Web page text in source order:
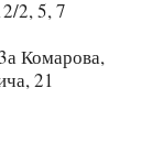
2, 5, 7
Комарова,
21